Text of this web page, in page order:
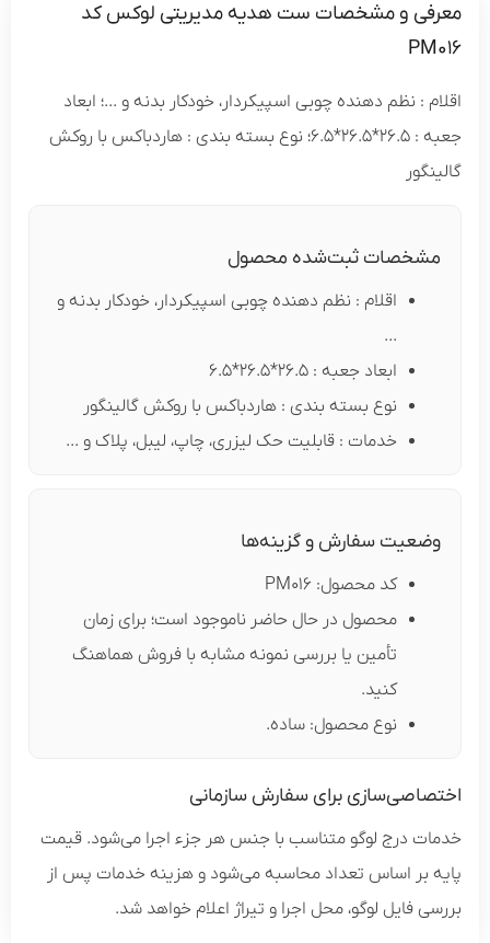
و مشخصات ست هدیه مدیریتی لوکس کد
: نظم دهنده چوبی اسپیکردار، خودکار بدنه و ...؛ ابعاد
جعبه : 26.5*26.5*6.5؛ نوع بسته بندی : هاردباکس با روکش
ثبت‌شده محصول
اقلام : نظم دهنده چوبی اسپیکردار، خودکار بدنه و
ابعاد جعبه : 26.5*26.5*6.5
نوع بسته بندی : هاردباکس با روکش گالینگور
خدمات : قابلیت حک لیزری، چاپ، لیبل، پلاک و ...
سفارش و گزینه‌ها
کد محصول: PM016
محصول در حال حاضر ناموجود است؛ برای زمان
تأمین یا بررسی نمونه مشابه با فروش هماهنگ
نوع محصول: ساده.
برای سفارش سازمانی
درج لوگو متناسب با جنس هر جزء اجرا می‌شود. قیمت
بر اساس تعداد محاسبه می‌شود و هزینه خدمات پس از
فایل لوگو، محل اجرا و تیراژ اعلام خواهد شد.